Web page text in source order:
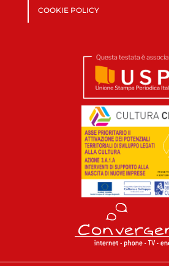
COOKIE POLICY